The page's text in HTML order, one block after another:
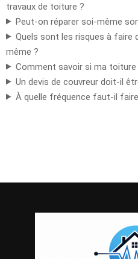
travaux de toiture ?
Peut-on réparer soi-même
Quels sont les risques à faire
même ?
Comment savoir si ma toiture
Un devis de couvreur doit-il
À quelle fréquence faut-il